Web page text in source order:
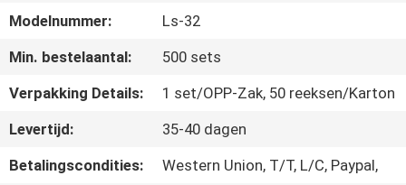
SITEMAP
PRIVACY
POLICY
Modelnummer:
Ls-32
Min. bestelaantal:
500 sets
Verpakking Details:
1 set/OPP-Zak, 50 reeksen/Karton
Levertijd:
35-40 dagen
Betalingscondities:
Western Union, T/T, L/C, Paypal,